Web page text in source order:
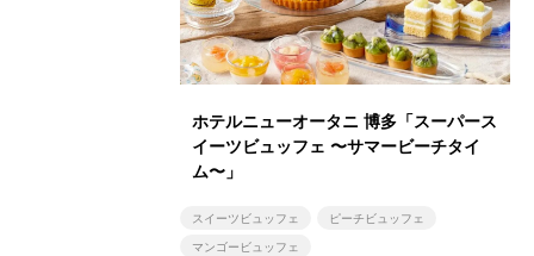
ホテルニューオータニ 博多「スーパース
イーツビュッフェ 〜サマービーチタイ
ム〜」
スイーツビュッフェ
ピーチビュッフェ
マンゴービュッフェ